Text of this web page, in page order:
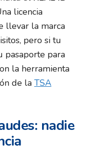
licencia
llevar la marca
pero si tu
pasaporte para
la herramienta
de la TSA
nadie